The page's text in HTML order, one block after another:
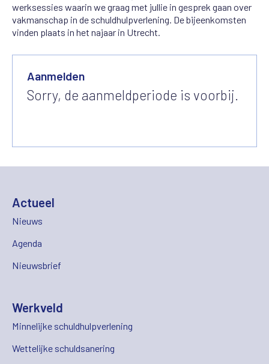
werksessies waarin we graag met jullie in gesprek gaan over
vakmanschap in de schuldhulpverlening. De bijeenkomsten
vinden plaats in het najaar in Utrecht.
Aanmelden
Sorry, de aanmeldperiode is voorbij.
Actueel
Nieuws
Agenda
Nieuwsbrief
Werkveld
Minnelijke schuldhulpverlening
Wettelijke schuldsanering